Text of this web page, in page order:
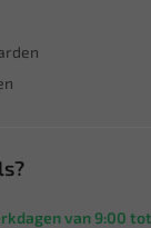
van 9:00